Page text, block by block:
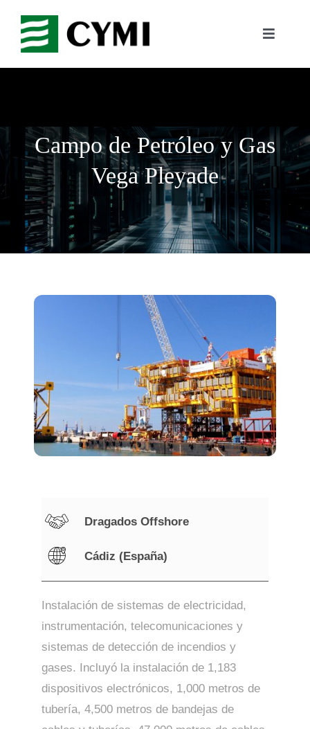
contenido
Toggle
Inicio
Negocio
Referencias
Trabaja con nosotros
Contacto
Campo de Petróleo y Gas
Vega Pleyade
Dragados Offshore
Cádiz (España)
Instalación de sistemas de electricidad,
instrumentación, telecomunicaciones y
sistemas de detección de incendios y
gases. Incluyó la instalación de 1,183
dispositivos electrónicos, 1,000 metros de
tubería, 4,500 metros de bandejas de